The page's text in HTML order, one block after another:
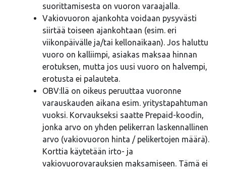
suorittamisesta on vuoron varaajalla.
Vakiovuoron ajankohta voidaan pysyvästi
siirtää toiseen ajankohtaan (esim. eri
viikonpäivälle ja/tai kellonaikaan). Jos haluttu
vuoro on kalliimpi, asiakas maksaa hinnan
erotuksen, mutta jos uusi vuoro on halvempi,
erotusta ei palauteta.
OBV:llä on oikeus peruuttaa vuoronne
varauskauden aikana esim. yritystapahtuman
vuoksi. Korvaukseksi saatte Prepaid-koodin,
jonka arvo on yhden pelikerran laskennallinen
arvo (vakiovuoron hinta / pelikertojen määrä).
Korttia käytetään irto- ja
vakiovuorovarauksien maksamiseen. Tämä ei